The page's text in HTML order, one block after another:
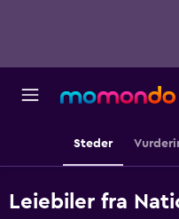
Steder
Leiebiler fra